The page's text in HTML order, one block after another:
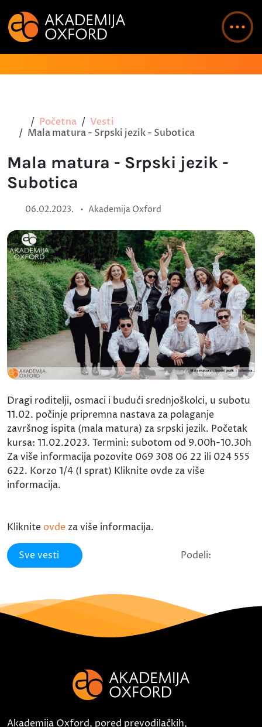
Početna
Vesti
Mala matura - Srpski jezik - Subotica
Mala matura - Srpski jezik -
Subotica
06.02.2023. • Akademija Oxford
Dragi roditelji, osmaci i budući srednjoškolci, u subotu
11.02. počinje pripremna nastava za polaganje
završnog ispita (mala matura) za srpski jezik. Početak
kursa: 11.02.2023. Termini: subotom od 9.00h-10.30h
Za više informacija pozovite 069 308 06 22 ili 024 555
622. Korzo 1/4 (I sprat) Kliknite ovde za više
informacija.
Kliknite ovde za više informacija.
Sve vesti Podeli:
Akademija Oxford, pored prevodilačkih,